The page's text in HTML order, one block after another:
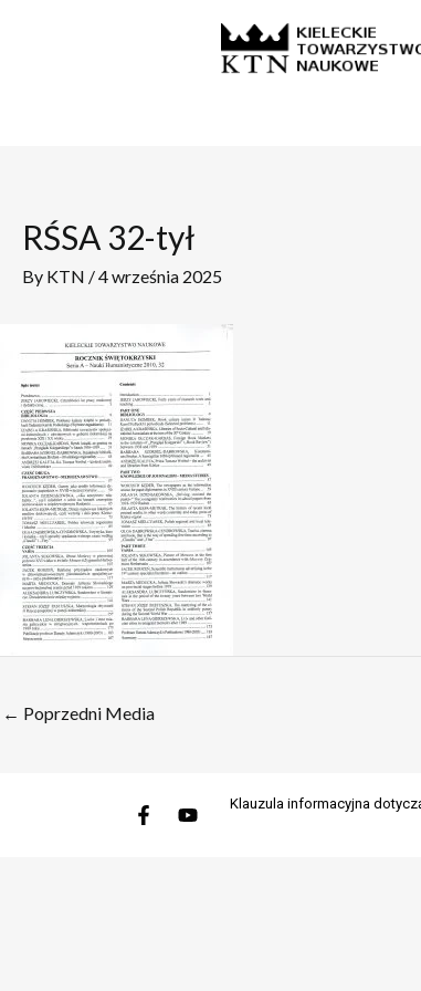
RŚSA 32-tył
By KTN /4 września 2025
← Poprzedni Media
Facebook-
f
YoutubeKlauzula informacyjna